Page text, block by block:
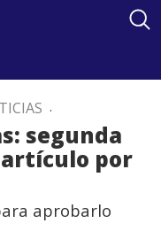
.
segunda
por
aprobarlo